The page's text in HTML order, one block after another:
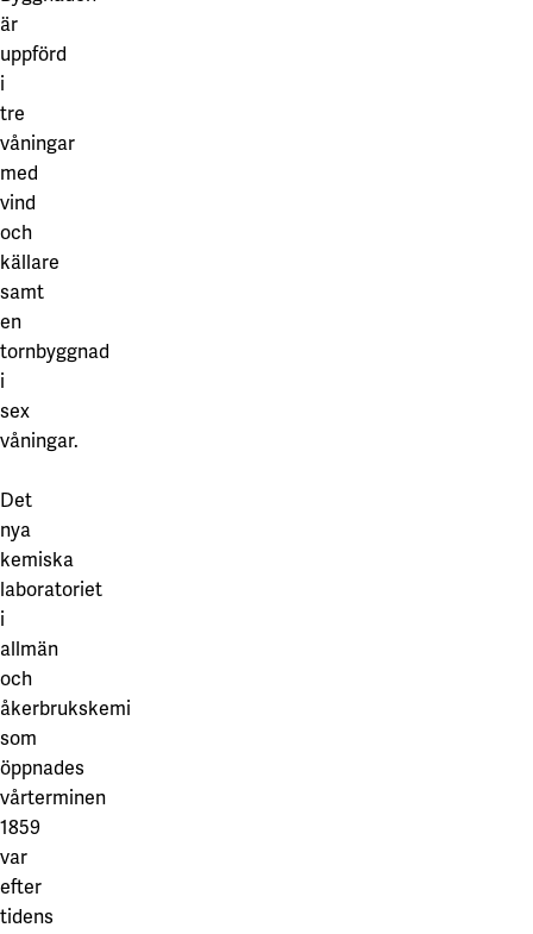
är
uppförd
i
tre
våningar
med
vind
och
källare
samt
en
tornbyggnad
i
sex
våningar.
Det
nya
kemiska
laboratoriet
i
allmän
och
åkerbrukskemi
som
öppnades
vårterminen
1859
var
efter
tidens